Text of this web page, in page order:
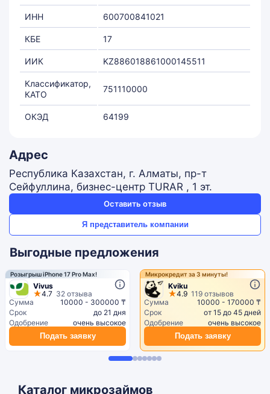
ИНН 600700841021
КБЕ 17
ИИК KZ886018861000145511
Классификатор,
КАТО
751110000
ОКЭД 64199
Адрес
Республика Казахстан, г. Алматы, пр-т
Сейфуллина, бизнес-центр TURAR , 1 эт.
Оставить отзыв
Я представитель компании
Выгодные предложения
Розыгрыш iPhone 17 Pro Max!
Vivus
4.7 32 отзыва
Сумма
10000 - 300000 ₸
Срок
до 21 дня
Одобрение
очень высокое
Подать заявку
Микрокредит за 3 минуты!
Kviku
4.9 119 отзывов
Сумма
10000 - 170000 ₸
Срок
от 15 до 45 дней
Одобрение
очень высокое
Подать заявку
Каталог микрозаймов